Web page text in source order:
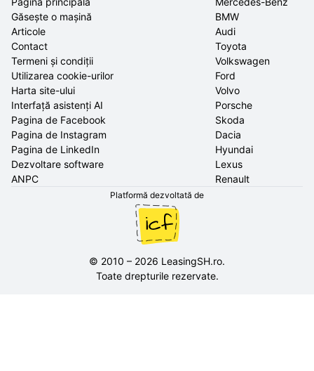
Găsește o mașină
Articole
Contact
Termeni și condiții
Utilizarea cookie-urilor
Harta site-ului
Interfață asistenți AI
Pagina de Facebook
Pagina de Instagram
Pagina de LinkedIn
Dezvoltare software
ANPC
BMW
Audi
Toyota
Volkswagen
Ford
Volvo
Porsche
Skoda
Dacia
Hyundai
Lexus
Renault
Platformă dezvoltată de
© 2010 – 2026 LeasingSH.ro.
Toate drepturile rezervate.